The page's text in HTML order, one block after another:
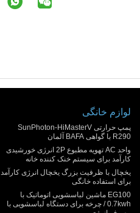
لوازم خانگی
پمپ حرارتی SunPhoton-HiMasterV
R290 با گواهی BAFA آلمان
واحد AC تهویه مطبوع 2P انرژی خورشیدی
کارآمد برای سیستم خنک کننده خانه
یخچال با ظرفیت بزرگ یخچال انرژی کارآمد
برای استفاده خانگی
EG100 ماشین لباسشویی اتوماتیک با
0.7kwh / چرخه برای دستگاه لباسشویی با